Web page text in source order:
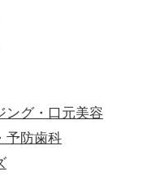
ング・口元美容
予防歯科